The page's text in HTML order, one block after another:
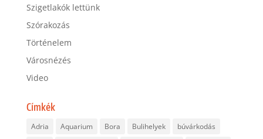
Szigetlakók lettünk
Szórakozás
Történelem
Városnézés
Video
Címkék
Adria Aquarium Bora Bulihelyek
búvárkodás